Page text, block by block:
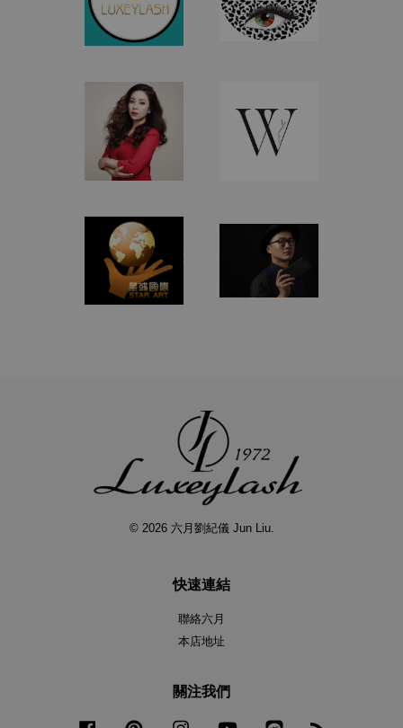
© 2026 六月劉紀儀 Jun Liu.
快速連結
聯絡六月
本店地址
關注我們